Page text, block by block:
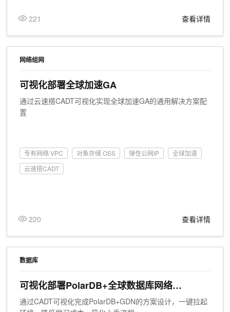
221 查看详情
网络组网
可视化部署全球加速GA
通过云速搭CADT可视化实现全球加速GA的通用解决方案配
置
专有网络 VPC 对象存储 OSS 弹性公网IP
全球加速
云速搭CADT
220 查看详情
数据库
可视化部署PolarDB+全球数据库网络
（GDN）
通过CADT可视化完成PolarDB+GDN的方案设计，一键拉起